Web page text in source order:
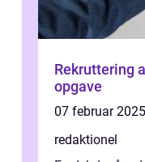
Rekruttering
opgave
07 februar 2025
redaktionel